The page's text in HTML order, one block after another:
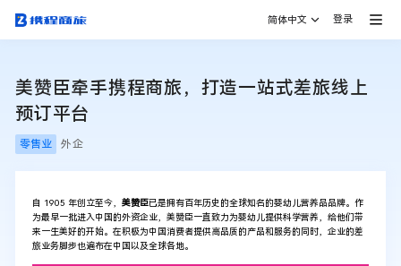
简体中文 登录
美赞臣牵手携程商旅，打造一站式差旅线上
预订平台
零售业 外企
自 1905 年创立至今， 美赞臣已是拥有百年历史的全球知名的婴幼儿营养品品牌。作
为最早一批进入中国的外资企业，美赞臣一直致力为婴幼儿提供科学营养，给他们带
来一生美好的开始。在积极为中国消费者提供高品质的产品和服务的同时，企业的差
旅业务脚步也遍布在中国以及全球各地。